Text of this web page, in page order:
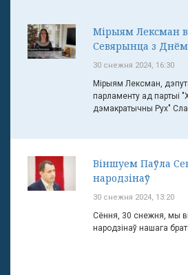
Мірыям Лексман
Севярынца з Днём
30 снежня 2024, 16:30
Мірыям Лексман,
парламенту ад партыі
дэмакратычны Рух"
Віншуем Паўла
народзінаў
30 снежня 2024, 13:20
Сёння, 30 снежня, мы
народзінаў нашага